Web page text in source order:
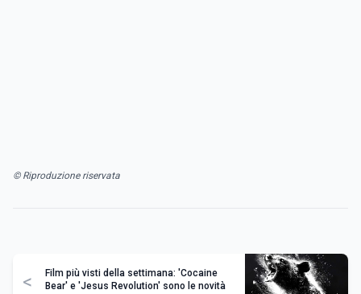
© Riproduzione riservata
<
Film più visti della settimana: 'Cocaine
Bear' e 'Jesus Revolution' sono le novità